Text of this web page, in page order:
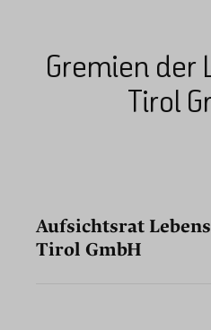
Gremien der
Tirol
Aufsichtsrat
Tirol GmbH